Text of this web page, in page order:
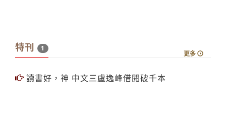
特刊 1
更多
讀書好，神 中文三盧逸峰借閱破千本